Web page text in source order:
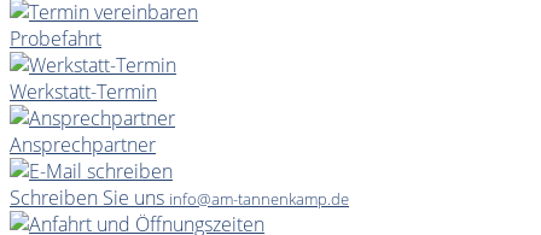
Probefahrt
Werkstatt-Termin
Ansprechpartner
Schreiben Sie uns info@am-tannenkamp.de